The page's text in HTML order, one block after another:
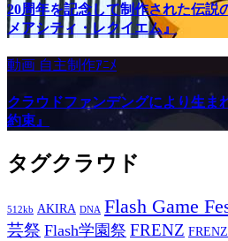
20周年を記念して制作された伝説
メアシティ・レクイエム』
動画 自主制作ｱﾆﾒ
クラウドファンデングにより生ま
約束』
タグクラウド
512kb AKIRA DNA Flash Game
芸祭 Flash学園祭 FRENZ